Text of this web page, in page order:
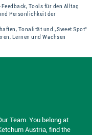
Tools für den Alltag
Persönlichkeit der
Tonalität und „Sweet Spot“
Lernen und Wachsen
Team. You belong at
Austria, find the